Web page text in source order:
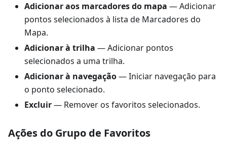
Adicionar aos marcadores do mapa — Adicionar
pontos selecionados à lista de Marcadores do
Mapa.
Adicionar à trilha — Adicionar pontos
selecionados a uma trilha.
Adicionar à navegação— Iniciar navegação para
o ponto selecionado.
Excluir— Remover os favoritos selecionados.
Ações do Grupo de Favoritos